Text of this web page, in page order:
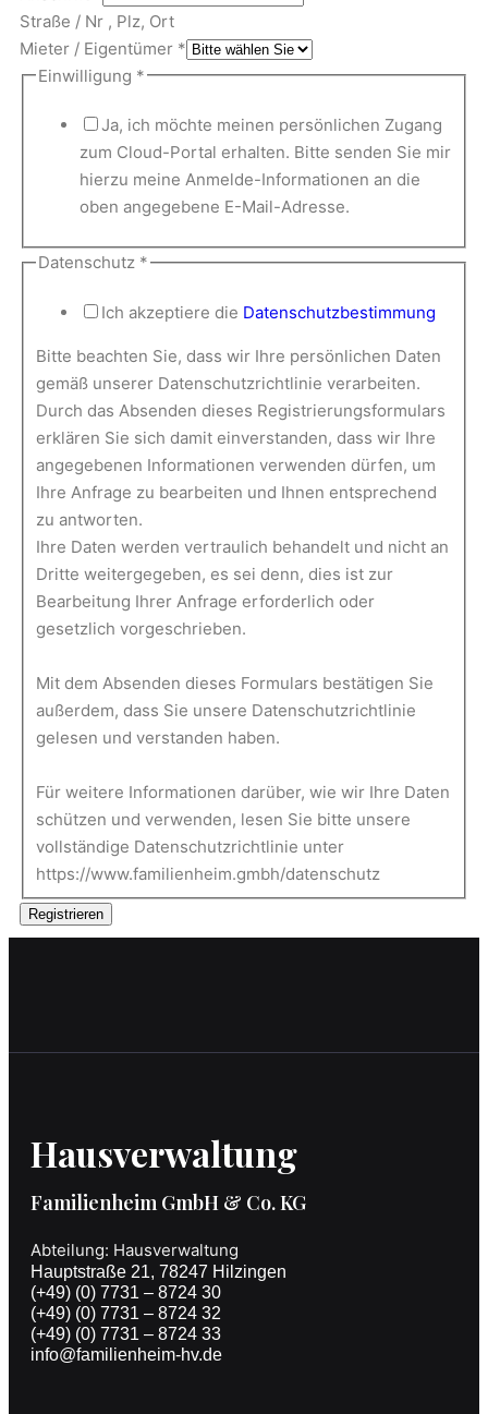
Straße / Nr , Plz, Ort
Mieter / Eigentümer *
Einwilligung *
Ja, ich möchte meinen persönlichen Zugang
zum Cloud-Portal erhalten. Bitte senden Sie mir
hierzu meine Anmelde-Informationen an die
oben angegebene E-Mail-Adresse.
Datenschutz *
Ich akzeptiere die Datenschutzbestimmung
Bitte beachten Sie, dass wir Ihre persönlichen Daten
gemäß unserer Datenschutzrichtlinie verarbeiten.
Durch das Absenden dieses Registrierungsformulars
erklären Sie sich damit einverstanden, dass wir Ihre
angegebenen Informationen verwenden dürfen, um
Ihre Anfrage zu bearbeiten und Ihnen entsprechend
zu antworten.
Ihre Daten werden vertraulich behandelt und nicht an
Dritte weitergegeben, es sei denn, dies ist zur
Bearbeitung Ihrer Anfrage erforderlich oder
gesetzlich vorgeschrieben.
Mit dem Absenden dieses Formulars bestätigen Sie
außerdem, dass Sie unsere Datenschutzrichtlinie
gelesen und verstanden haben.
Für weitere Informationen darüber, wie wir Ihre Daten
schützen und verwenden, lesen Sie bitte unsere
vollständige Datenschutzrichtlinie unter
https://www.familienheim.gmbh/datenschutz
Registrieren
Hausverwaltung
Familienheim GmbH & Co. KG
Abteilung: Hausverwaltung
Hauptstraße 21, 78247 Hilzingen
(+49) (0) 7731 – 8724 30
(+49) (0) 7731 – 8724 32
(+49) (0) 7731 – 8724 33
info@familienheim-hv.de